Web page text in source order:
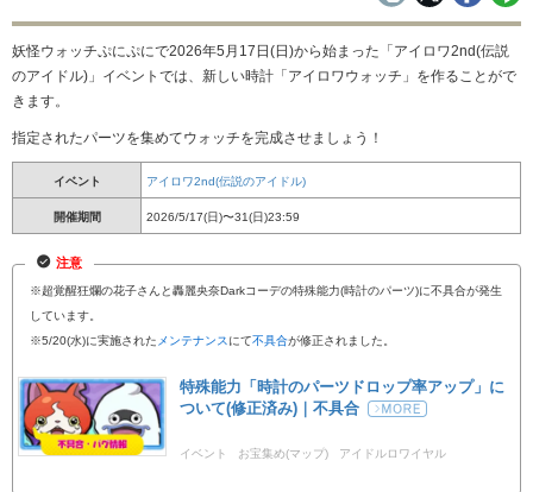
妖怪ウォッチぷにぷにで2026年5月17日(日)から始まった「アイロワ2nd(伝説
のアイドル)」イベントでは、新しい時計「アイロワウォッチ」を作ることがで
きます。
指定されたパーツを集めてウォッチを完成させましょう！
イベント アイロワ2nd(伝説のアイドル)
開催期間 2026/5/17(日)〜31(日)23:59
注意
※超覚醒狂爛の花子さんと轟麗央奈Darkコーデの特殊能力(時計のパーツ)に不具合が発生
しています。
※5/20(水)に実施された メンテナンス にて不具合が修正されました。
特殊能力「時計のパーツドロップ率アップ」に
ついて(修正済み)｜不具合
イベント お宝集め(マップ) アイドルロワイヤル